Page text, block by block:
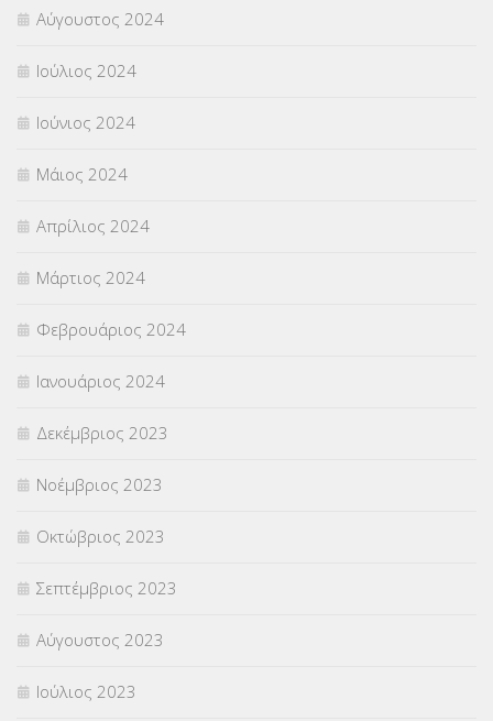
Αύγουστος 2024
Ιούλιος 2024
Ιούνιος 2024
Μάιος 2024
Απρίλιος 2024
Μάρτιος 2024
Φεβρουάριος 2024
Ιανουάριος 2024
Δεκέμβριος 2023
Νοέμβριος 2023
Οκτώβριος 2023
Σεπτέμβριος 2023
Αύγουστος 2023
Ιούλιος 2023